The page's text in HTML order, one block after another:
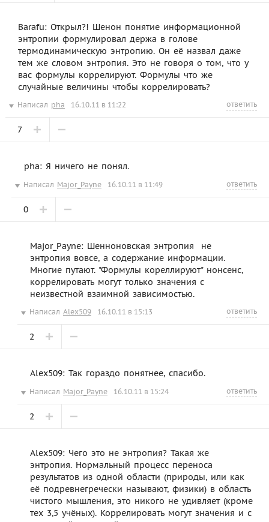
Barafu: Открыл?! Шенон понятие информационной
энтропии формулировал держа в голове
термодинамическую энтропию. Он её назвал даже
тем же словом энтропия. Это не говоря о том, что у
вас формулы коррелируют. Формулы что же
случайные величины чтобы коррелировать?
Написал pha 16.10.11 в 11:22 ответить
7
pha: Я ничего не понял.
Написал Major_Payne 16.10.11 в 11:49 ответить
0
Major_Payne: Шенноновская энтропия  не
энтропия вовсе, а содержание информации.
Многие путают. "Формулы кореллируют" нонсенс,
коррелировать могут только значения с
неизвестной взаимной зависимостью.
Написал Alex509 16.10.11 в 15:13 ответить
2
Alex509: Так гораздо понятнее, спасибо.
Написал Major_Payne 16.10.11 в 15:24 ответить
2
Alex509: Чего это не энтропия? Такая же
энтропия. Нормальный процесс переноса
результатов из одной области (природы, или как
её подревнегречески называют, физики) в область
чистого мышления, это никого не удивляет (кроме
тех 3,5 учёных). Коррелировать могут значения и с